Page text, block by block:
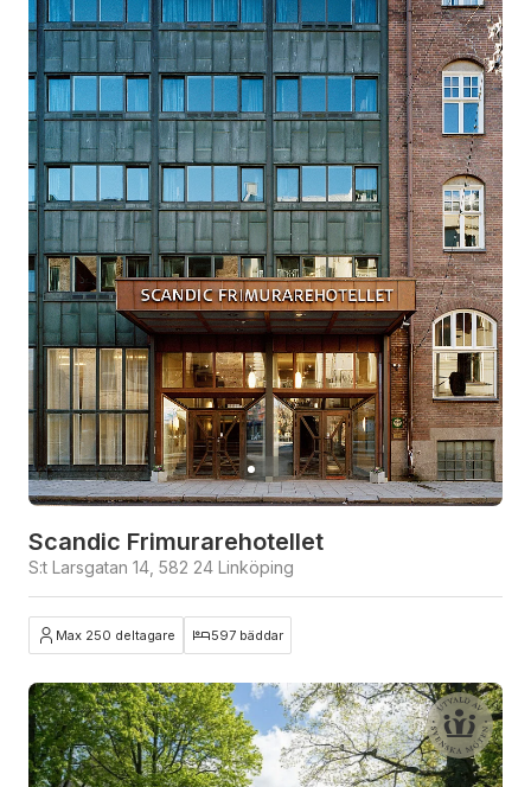
Scandic Frimurarehotellet
S:t Larsgatan 14, 582 24 Linköping
Max 250 deltagare 597 bäddar